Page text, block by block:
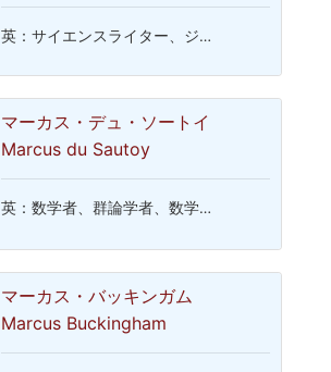
英：サイエンスライター、ジ…
マーカス・デュ・ソートイ
Marcus du Sautoy
英：数学者、群論学者、数学…
マーカス・バッキンガム
Marcus Buckingham